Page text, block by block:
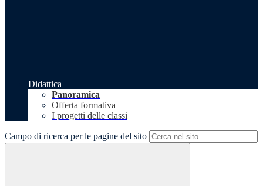
Didattica
Panoramica
Offerta formativa
I progetti delle classi
Campo di ricerca per le pagine del sito